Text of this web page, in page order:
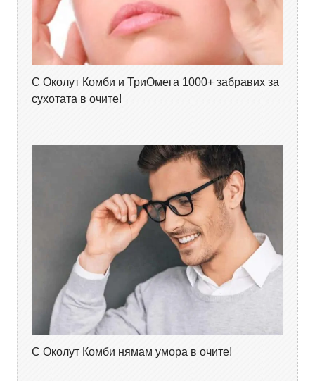
С Околут Комби и ТриОмега 1000+ забравих за
сухотата в очите!
С Околут Комби нямам умора в очите!